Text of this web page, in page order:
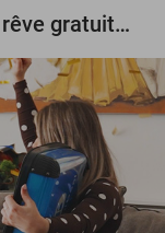
Tentez de gagner un voyage de rêve gratuit d'une valeur de 3.000 € !